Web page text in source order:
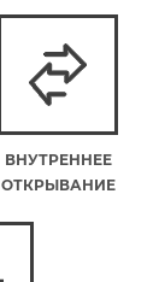
ВНУТРЕННЕЕ
ОТКРЫВАНИЕ